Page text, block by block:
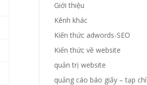
Giới thiệu
Kênh khác
Kiến thức adwords-SEO
Kiến thức về website
quản trị website
quảng cáo báo giấy – tạp chí